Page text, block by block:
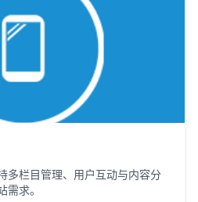
多栏目管理、用户互动与内容分
求。